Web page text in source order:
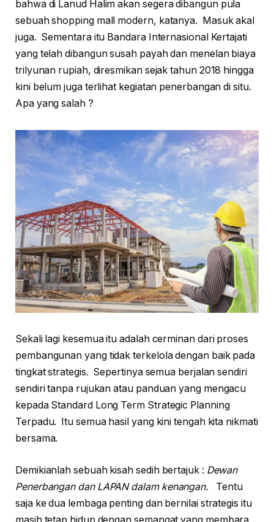
bahwa di Lanud Halim akan segera dibangun pula
sebuah shopping mall modern, katanya. Masuk akal
juga. Sementara itu Bandara Internasional Kertajati
yang telah dibangun susah payah dan menelan biaya
trilyunan rupiah, diresmikan sejak tahun 2018 hingga
kini belum juga terlihat kegiatan penerbangan di situ.
Apa yang salah ?
Sekali lagi kesemua itu adalah cerminan dari proses
pembangunan yang tidak terkelola dengan baik pada
tingkat strategis. Sepertinya semua berjalan sendiri
sendiri tanpa rujukan atau panduan yang mengacu
kepada Standard Long Term Strategic Planning
Terpadu. Itu semua hasil yang kini tengah kita nikmati
bersama.
Demikianlah sebuah kisah sedih bertajuk : Dewan
Penerbangan dan LAPAN dalam kenangan.
Tentu
saja ke dua lembaga penting dan bernilai strategis itu